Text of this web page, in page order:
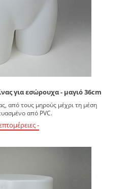
για εσώρουχα - μαγιό 36cm
από τους μηρούς μέχρι τη μέση
από PVC.
-